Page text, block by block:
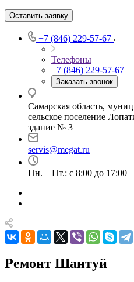
Оставить заявку
+7 (846) 229-57-67
Телефоны
+7 (846) 229-57-67
Заказать звонок
Самарская область,
сельское поселение
здание № 3
servis@megat.ru
Пн. – Пт.: с 8:00 до 17:00
Ремонт Шантуй